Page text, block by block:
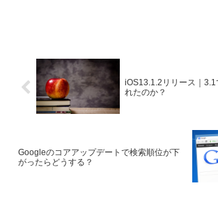
iOS13.1.2リリース｜3.1
れたのか？
Googleのコアアップデートで検索順位が下
がったらどうする？